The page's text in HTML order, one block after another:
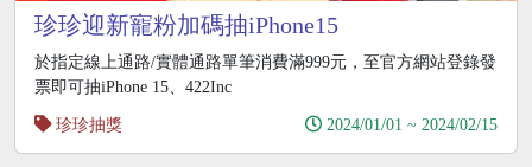
珍珍迎新寵粉加碼抽iPhone15
於指定線上通路/實體通路單筆消費滿999元，至官方網站登錄發
票即可抽iPhone 15、422Inc
珍珍抽獎
2024/01/01 ~ 2024/02/15